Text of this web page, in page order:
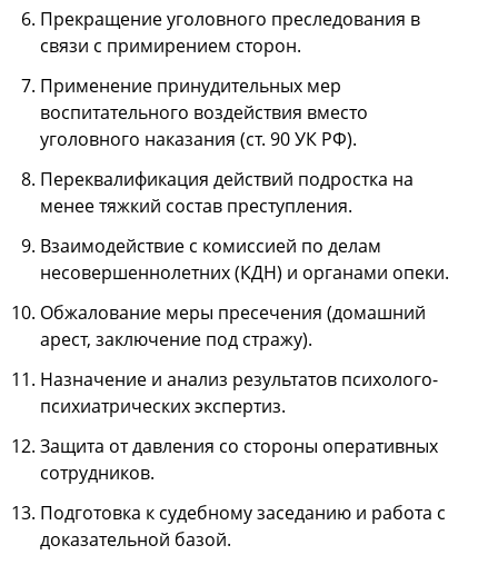
Прекращение уголовного преследования в
связи с примирением сторон.
Применение принудительных мер
воспитательного воздействия вместо
уголовного наказания (ст. 90 УК РФ).
Переквалификация действий подростка на
менее тяжкий состав преступления.
Взаимодействие с комиссией по делам
несовершеннолетних (КДН) и органами опеки.
Обжалование меры пресечения (домашний
арест, заключение под стражу).
Назначение и анализ результатов психолого-
психиатрических экспертиз.
Защита от давления со стороны оперативных
сотрудников.
Подготовка к судебному заседанию и работа с
доказательной базой.